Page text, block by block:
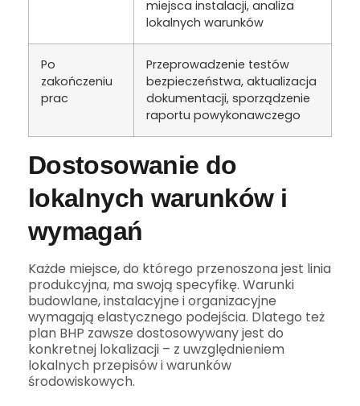
miejsca instalacji, analiza
lokalnych warunków
Po
zakończeniu
prac
Przeprowadzenie testów
bezpieczeństwa, aktualizacja
dokumentacji, sporządzenie
raportu powykonawczego
Dostosowanie do
lokalnych warunków i
wymagań
Każde miejsce, do którego przenoszona jest linia
produkcyjna, ma swoją specyfikę. Warunki
budowlane, instalacyjne i organizacyjne
wymagają elastycznego podejścia. Dlatego też
plan BHP zawsze dostosowywany jest do
konkretnej lokalizacji – z uwzględnieniem
lokalnych przepisów i warunków
środowiskowych.